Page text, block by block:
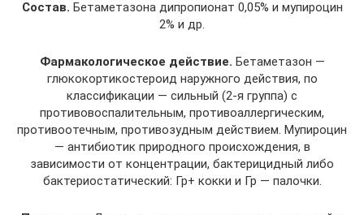
Состав. Бетаметазона дипропионат 0,05% и мупироцин
2% и др.
Фармакологическое действие. Бетаметазон —
глюкокортикостероид наружного действия, по
классификации — сильный (2-я группа) с
противовоспалительным, противоаллергическим,
противоотечным, противозудным действием. Мупироцин
— антибиотик природного происхождения, в
зависимости от концентрации, бактерицидный либо
бактериостатический: Гр+ кокки и Гр — палочки.